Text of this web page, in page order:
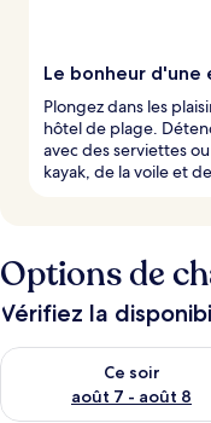
Le bonheur d'une
Plongez dans les
hôtel de plage.
avec des serviettes
kayak, de la voile et
Options de
Vérifiez la
Ce soir
août 7 - août 8
Vérifier la disponibilité